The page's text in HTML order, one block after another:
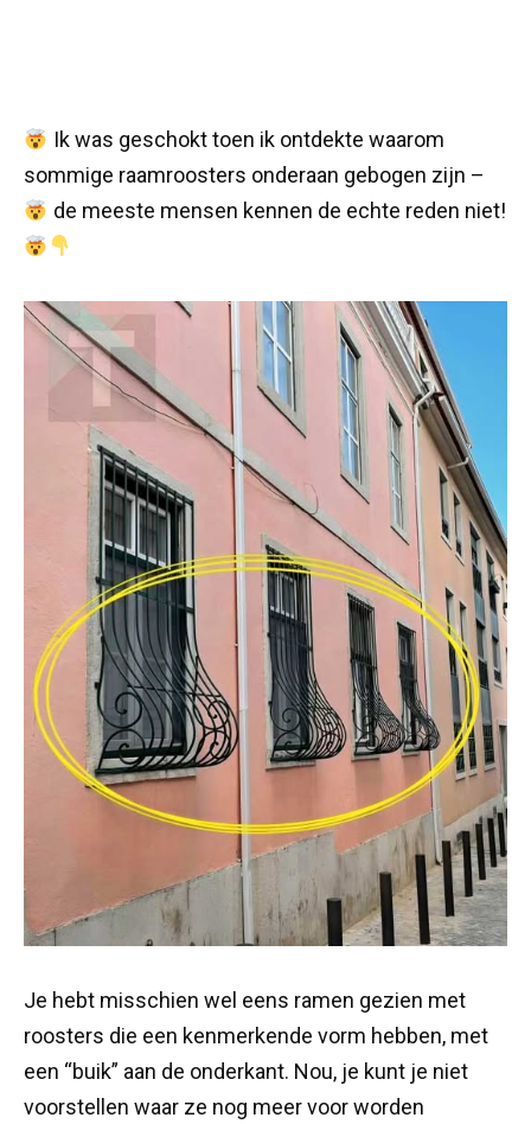
Ik was geschokt toen ik ontdekte waarom
sommige raamroosters onderaan gebogen zijn –
de meeste mensen kennen de echte reden niet!
Je hebt misschien wel eens ramen gezien met
roosters die een kenmerkende vorm hebben, met
een “buik” aan de onderkant. Nou, je kunt je niet
voorstellen waar ze nog meer voor worden